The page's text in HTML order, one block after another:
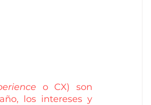
o CX) son
los intereses y